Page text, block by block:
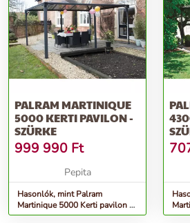
PALRAM MARTINIQUE
5000 KERTI PAVILON -
SZÜRKE
999 990 Ft
Pepita
Hasonlók, mint Palram
Martinique 5000 Kerti pavilon -
szürke